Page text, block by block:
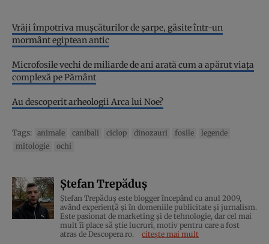
Vrăji împotriva mușcăturilor de șarpe, găsite într-un
mormânt egiptean antic
Microfosile vechi de miliarde de ani arată cum a apărut viața
complexă pe Pământ
Au descoperit arheologii Arca lui Noe?
Tags: animale canibali ciclop dinozauri fosile
legende
mitologie
ochi
Ștefan Trepăduș
Ștefan Trepăduș este blogger începând cu anul 2009,
având experiență și în domeniile publicitate și jurnalism.
Este pasionat de marketing și de tehnologie, dar cel mai
mult îi place să știe lucruri, motiv pentru care a fost
atras de Descopera.ro.
citește mai mult